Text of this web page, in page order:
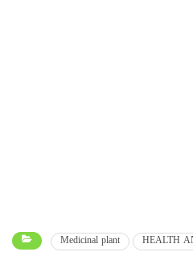
Medicinal plant HEALTH